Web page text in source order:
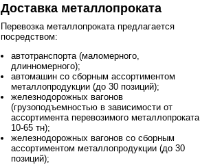
Доставка металлопроката
Перевозка металлопроката предлагается
посредством:
автотранспорта (маломерного,
длинномерного);
автомашин со сборным ассортиментом
металлопродукции (до 30 позиций);
железнодорожных вагонов
(грузоподъемностью в зависимости от
ассортимента перевозимого металлопроката
10-65 тн);
железнодорожных вагонов со сборным
ассортиментом металлопродукции (до 30
позиций);